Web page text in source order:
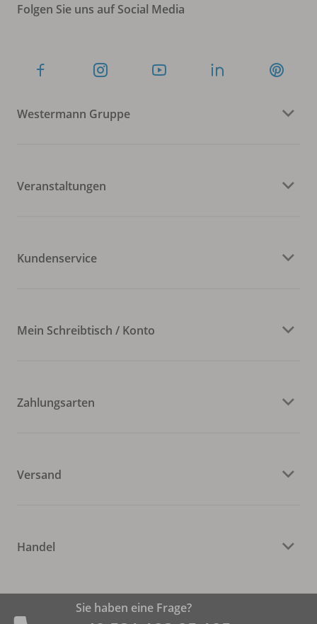
Folgen Sie uns auf Social Media
Westermann Gruppe
Veranstaltungen
Kundenservice
Mein Schreibtisch / Konto
Zahlungsarten
Versand
Handel
Sie haben eine Frage?